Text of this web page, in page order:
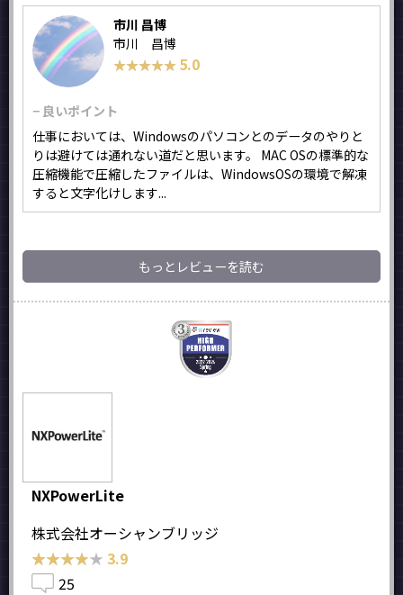
市川 昌博
市川 昌博
★★★★★
★★★★★ 5.0
− 良いポイント
仕事においては、Windowsのパソコンとのデータのやりと
りは避けては通れない道だと思います。 MAC OSの標準的な
圧縮機能で圧縮したファイルは、WindowsOSの環境で解凍
すると文字化けします...
もっとレビューを読む
NXPowerLite
株式会社オーシャンブリッジ
★★★★★
★★★★★ 3.9
25